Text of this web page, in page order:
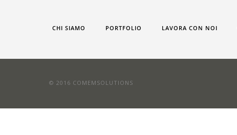
CHI SIAMO PORTFOLIO LAVORA CON NOI
© 2016 COMEMSOLUTIONS